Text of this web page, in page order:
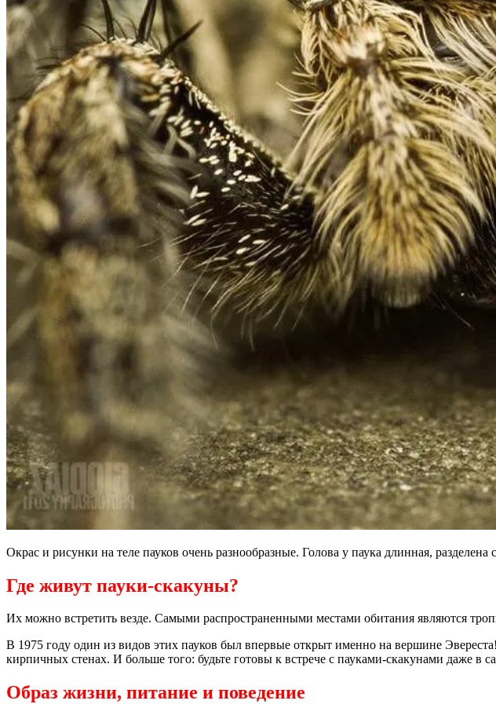
Окрас и рисунки на теле пауков очень разнообразные. Голова у паука длинная,
Где живут пауки-скакуны?
Их можно встретить везде. Самыми распространенными местами обитания являются
В 1975 году один из видов этих пауков был впервые открыт именно на вершине
кирпичных стенах. И больше того: будьте готовы к встрече с пауками-скакунами даже в
Образ жизни, питание и поведение